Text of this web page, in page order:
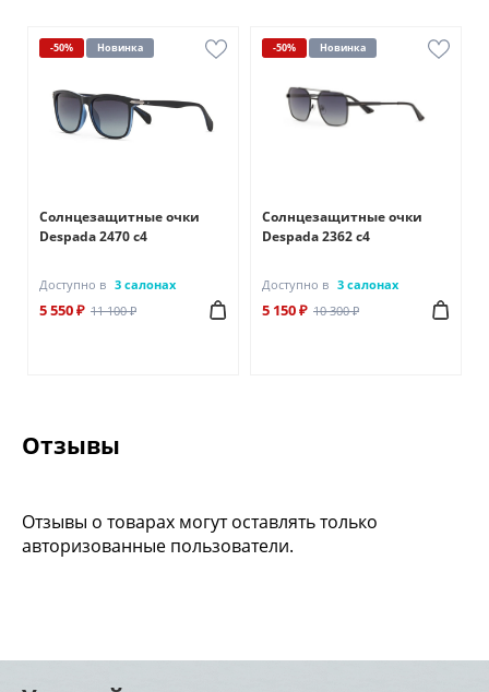
-50% Новинка
Солнцезащитные очки
Despada 2470 с4
Доступно в 3 салонах
5 550 ₽ 11 100 ₽
-50% Новинка
Солнцезащитные очки
Despada 2362 с4
Доступно в 3 салонах
5 150 ₽ 10 300 ₽
Отзывы
Отзывы о товарах могут оставлять только
авторизованные пользователи.